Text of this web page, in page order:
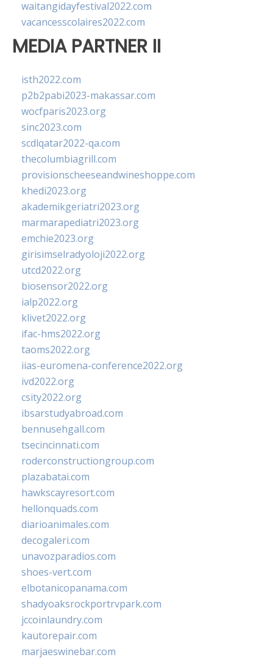
waitangidayfestival2022.com
vacancesscolaires2022.com
MEDIA PARTNER II
isth2022.com
p2b2pabi2023-makassar.com
wocfparis2023.org
sinc2023.com
scdlqatar2022-qa.com
thecolumbiagrill.com
provisionscheeseandwineshoppe.com
khedi2023.org
akademikgeriatri2023.org
marmarapediatri2023.org
emchie2023.org
girisimselradyoloji2022.org
utcd2022.org
biosensor2022.org
ialp2022.org
klivet2022.org
ifac-hms2022.org
taoms2022.org
iias-euromena-conference2022.org
ivd2022.org
csity2022.org
ibsarstudyabroad.com
bennusehgall.com
tsecincinnati.com
roderconstructiongroup.com
plazabatai.com
hawkscayresort.com
hellonquads.com
diarioanimales.com
decogaleri.com
unavozparadios.com
shoes-vert.com
elbotanicopanama.com
shadyoaksrockportrvpark.com
jccoinlaundry.com
kautorepair.com
marjaeswinebar.com